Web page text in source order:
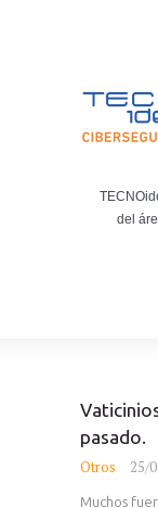
del
pasado.
Otros 25/
Muchos